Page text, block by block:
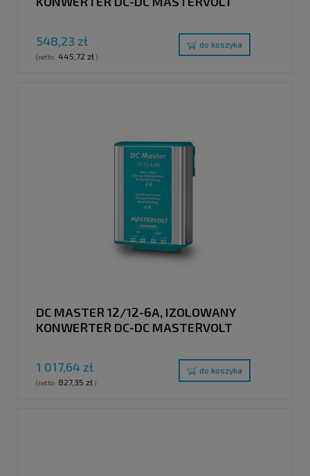
548,23 zł
(netto: 445,72 zł)
do koszyka
DC MASTER 12/12-6A, IZOLOWANY
KONWERTER DC-DC MASTERVOLT
1 017,64 zł
(netto: 827,35 zł)
do koszyka